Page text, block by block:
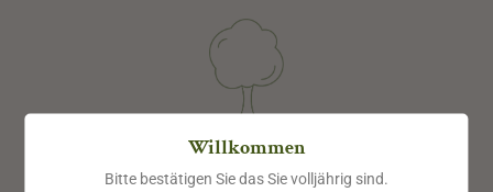
Biologisch
Willkommen
Bitte bestätigen Sie das Sie volljährig sind.